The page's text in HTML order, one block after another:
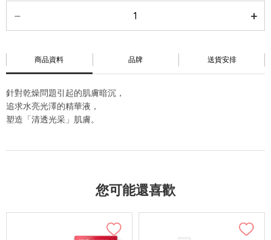
商品資料 品牌 送貨安排
針對乾燥問題引起的肌膚暗沉，
追求水亮光澤的精華液，
塑造「清透光采」肌膚。
您可能還喜歡